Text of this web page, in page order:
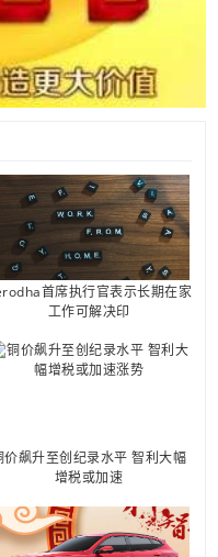
首席执行官表示长期在家
工作可解决印
价飙升至创纪录水平 智利大幅
增税或加速